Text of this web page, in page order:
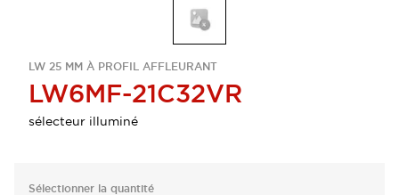
LW 25 MM À PROFIL AFFLEURANT
LW6MF-21C32VR
sélecteur illuminé
Sélectionner la quantité